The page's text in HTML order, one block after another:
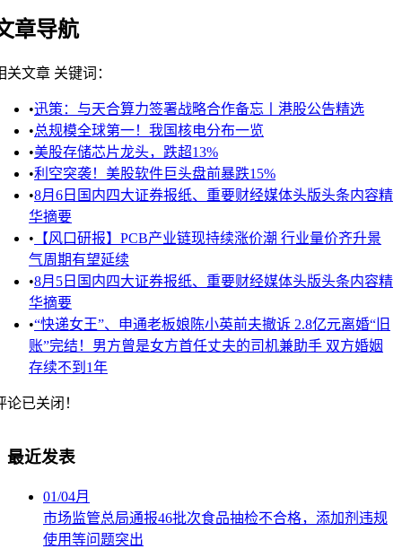
章导航
关文章 关键词：
•迅策：与天合算力签署战略合作备忘丨港股公告精选
•总规模全球第一！我国核电分布一览
•美股存储芯片龙头，跌超13%
•利空突袭！美股软件巨头盘前暴跌15%
•8月6日国内四大证券报纸、重要财经媒体头版头条内容精
华摘要
• 【风口研报】PCB产业链现持续涨价潮 行业量价齐升景
气周期有望延续
•8月5日国内四大证券报纸、重要财经媒体头版头条内容精
华摘要
•“快递女王”、申通老板娘陈小英前夫撤诉 2.8亿元离婚“旧
账”完结！男方曾是女方首任丈夫的司机兼助手 双方婚姻
存续不到1年
论已关闭！
最近发表
01/04月
市场监管总局通报46批次食品抽检不合格，添加剂违规
使用等问题突出